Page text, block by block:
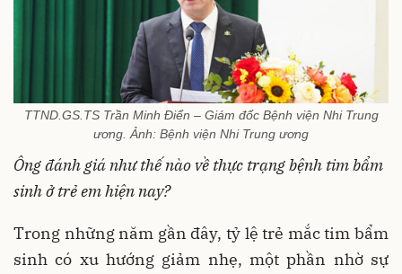
TTND.GS.TS Trần Minh Điển – Giám đốc Bệnh viện Nhi Trung
ương. Ảnh: Bệnh viện Nhi Trung ương
Ông đánh giá như thế nào về thực trạng bệnh tim bẩm
sinh ở trẻ em hiện nay?
Trong những năm gần đây, tỷ lệ trẻ mắc tim bẩm
sinh có xu hướng giảm nhẹ, một phần nhờ sự